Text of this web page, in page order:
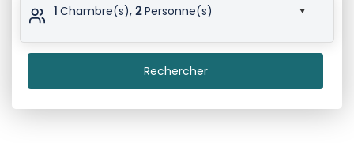
1 Chambre(s),2Personne(s)
Rechercher